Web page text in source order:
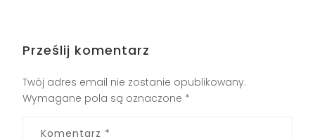
Prześlij komentarz
Twój adres email nie zostanie opublikowany.
Wymagane pola są oznaczone *